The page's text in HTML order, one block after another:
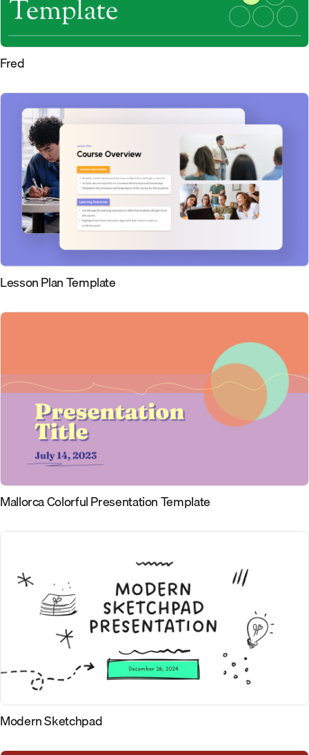
Fred
Lesson Plan Template
Mallorca Colorful Presentation Template
Modern Sketchpad